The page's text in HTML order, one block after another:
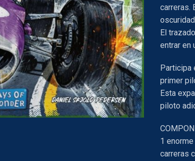
carreras.
El
entrar en
Participa
primer
Esta
piloto
1
carreras